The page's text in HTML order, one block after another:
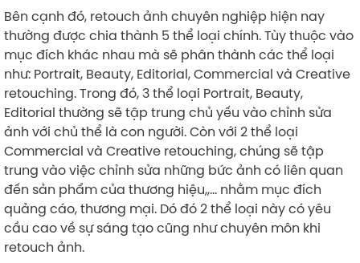
Bên cạnh đó, retouch ảnh chuyên nghiệp hiện nay
thường được chia thành 5 thể loại chính. Tùy thuộc vào
mục đích khác nhau mà sẽ phân thành các thể loại
như: Portrait, Beauty, Editorial, Commercial và Creative
retouching. Trong đó, 3 thể loại Portrait, Beauty,
Editorial thường sẽ tập trung chủ yếu vào chỉnh sửa
ảnh với chủ thể là con người. Còn với 2 thể loại
Commercial và Creative retouching, chúng sẽ tập
trung vào việc chỉnh sửa những bức ảnh có liên quan
đến sản phẩm của thương hiệu,,… nhằm mục đích
quảng cáo, thương mại. Dó đó 2 thể loại này có yêu
cầu cao về sự sáng tạo cũng như chuyên môn khi
retouch ảnh.